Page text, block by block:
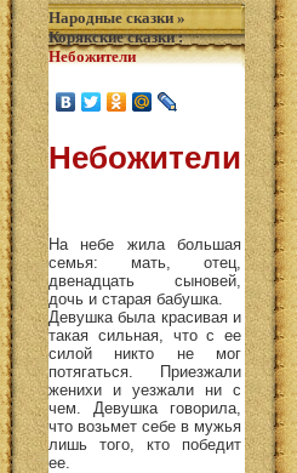
Народные сказки »
Корякские сказки:
Небожители
Небожители
На небе жила большая
семья: мать, отец,
двенадцать сыновей,
дочь и старая бабушка.
Девушка была красивая и
такая сильная, что с ее
силой никто не мог
потягаться. Приезжали
женихи и уезжали ни с
чем. Девушка говорила,
что возьмет себе в мужья
лишь того, кто победит
ее.